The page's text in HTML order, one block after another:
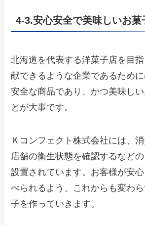
4-3.安心安全で美味しいお菓
北海道を代表する洋菓子店を目
献できるような企業であるために
安全な商品であり、かつ美味し
とが大事です。
Ｋコンフェクト株式会社には、
店舗の衛生状態を確認するなど
設置されています。お客様が安
べられるよう、これからも変わ
子を作っていきます。